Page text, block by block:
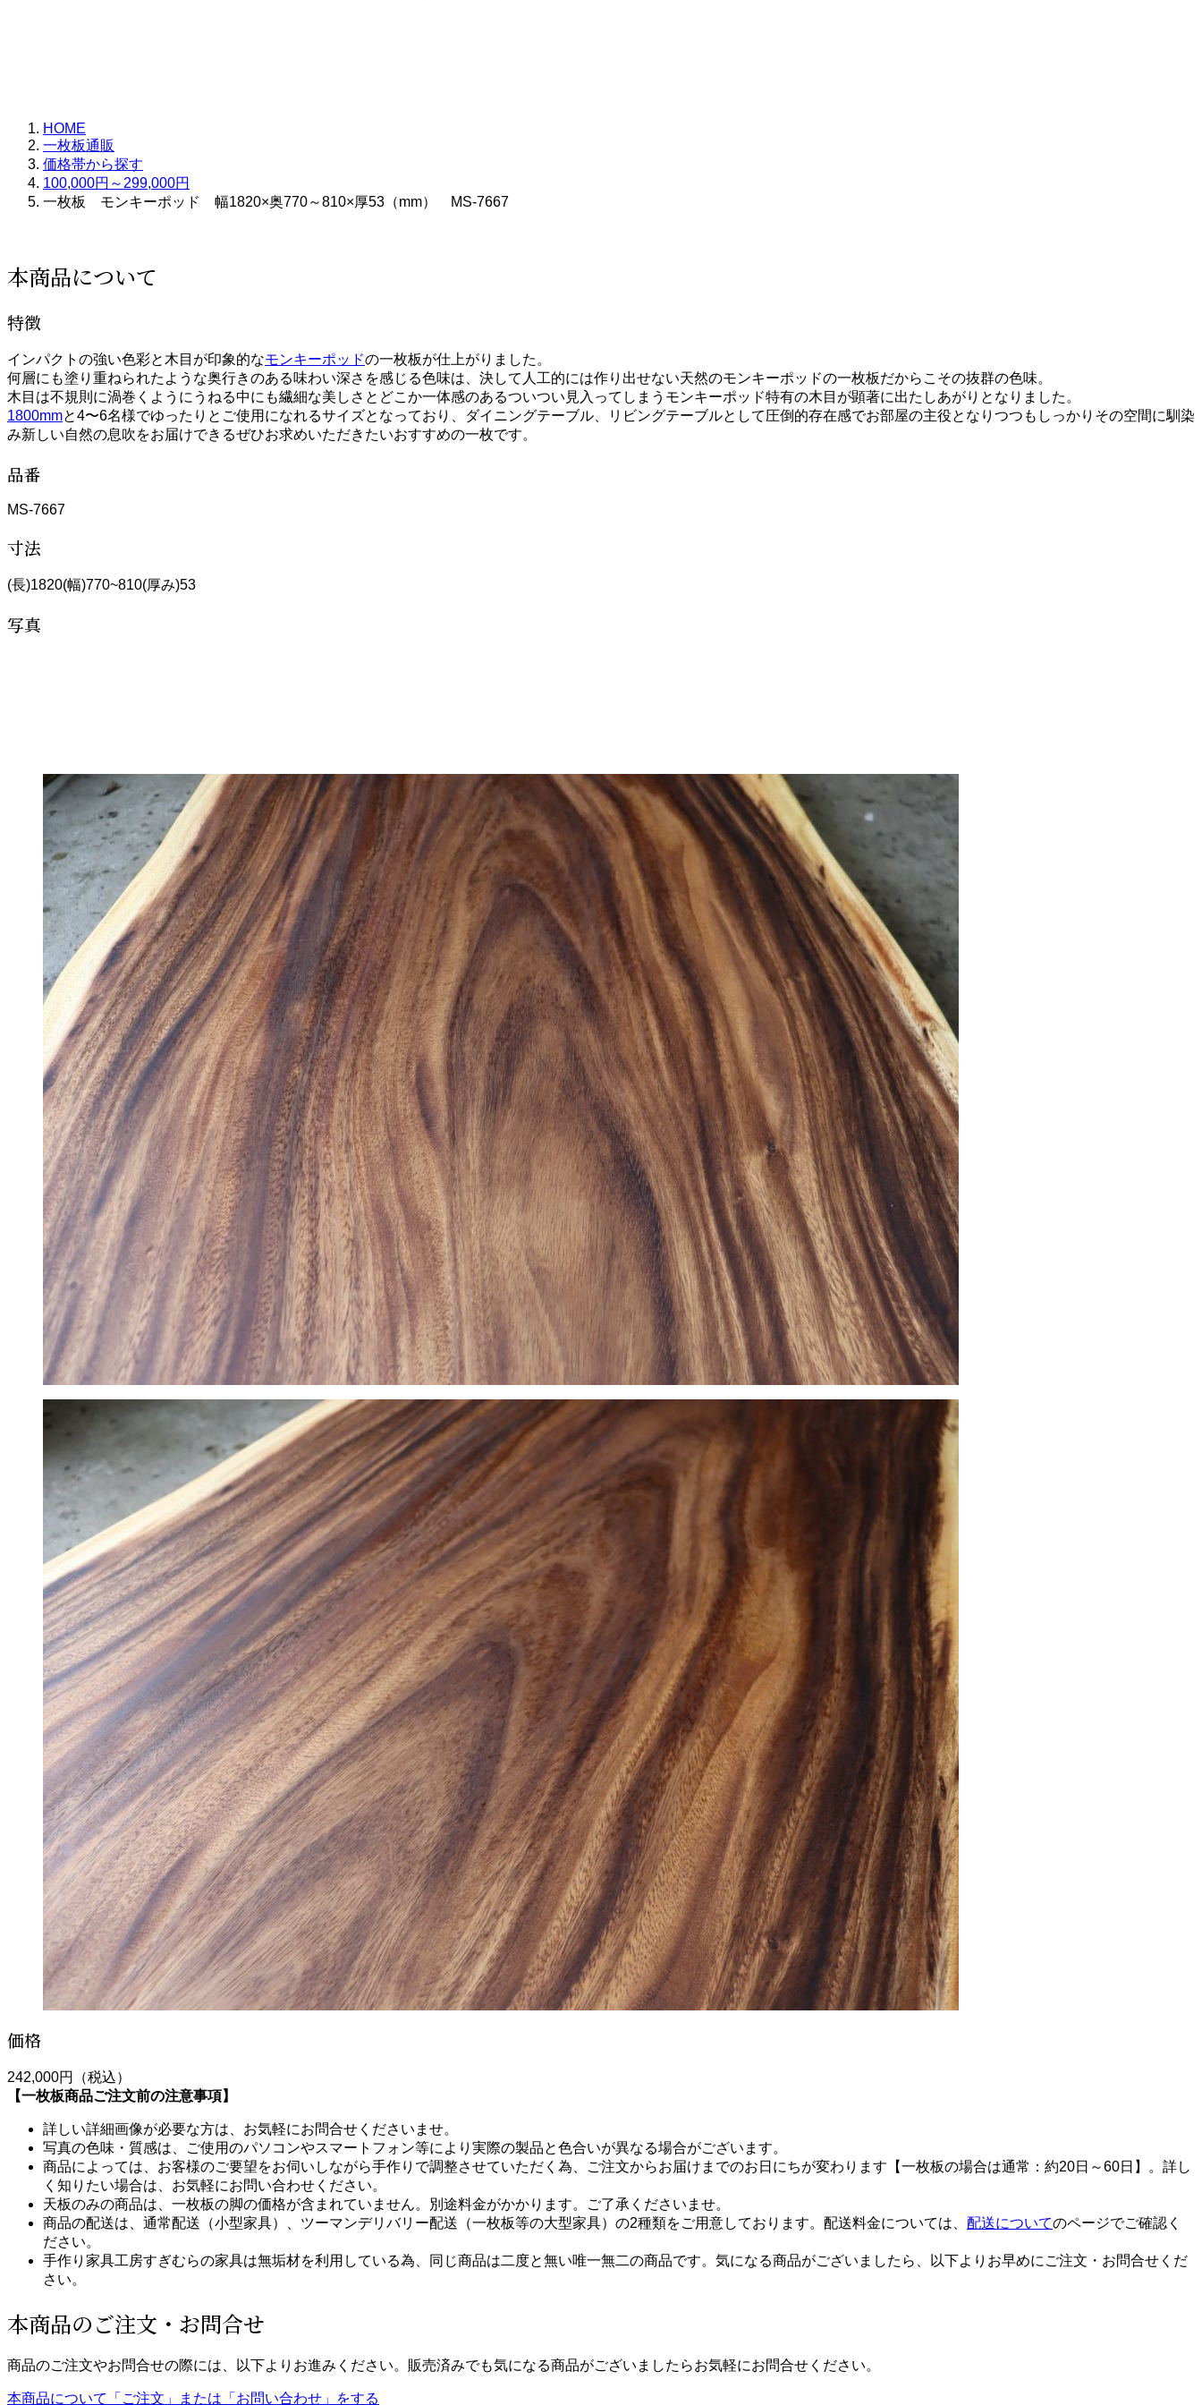
HOME
一枚板通販
価格帯から探す
100,000円～299,000円
一枚板 モンキーポッド 幅1820×奥770～810×厚53（mm） MS-7667
本商品について
特徴
インパクトの強い色彩と木目が印象的なモンキーポッドの一枚板が仕上がりました。
何層にも塗り重ねられたような奥行きのある味わい深さを感じる色味は、決して人工的には作り出せない天然のモンキーポッドの一枚板だからこその抜群の色味。
木目は不規則に渦巻くようにうねる中にも繊細な美しさとどこか一体感のあるついつい見入ってしまうモンキーポッド特有の木目が顕著に出たしあがりとなりました。
1800mmと4〜6名様でゆったりとご使用になれるサイズとなっており、ダイニングテーブル、リビングテーブルとして圧倒的存在感でお部屋の主役となりつつもしっかりその空間に馴染
み新しい自然の息吹をお届けできるぜひお求めいただきたいおすすめの一枚です。
品番
MS-7667
寸法
(長)1820(幅)770~810(厚み)53
写真
価格
242,000円（税込）
【一枚板商品ご注文前の注意事項】
詳しい詳細画像が必要な方は、お気軽にお問合せくださいませ。
写真の色味・質感は、ご使用のパソコンやスマートフォン等により実際の製品と色合いが異なる場合がございます。
商品によっては、お客様のご要望をお伺いしながら手作りで調整させていただく為、ご注文からお届けまでのお日にちが変わります【一枚板の場合は通常：約20日～60日】。詳し
く知りたい場合は、お気軽にお問い合わせください。
天板のみの商品は、一枚板の脚の価格が含まれていません。別途料金がかかります。ご了承くださいませ。
商品の配送は、通常配送（小型家具）、ツーマンデリバリー配送（一枚板等の大型家具）の2種類をご用意しております。配送料金については、 配送についてのページでご確認く
ださい。
手作り家具工房すぎむらの家具は無垢材を利用している為、同じ商品は二度と無い唯一無二の商品です。気になる商品がございましたら、以下よりお早めにご注文・お問合せくだ
さい。
本商品のご注文・お問合せ
商品のご注文やお問合せの際には、以下よりお進みください。販売済みでも気になる商品がございましたらお気軽にお問合せください。
本商品について「ご注文」または「お問い合わせ」をする